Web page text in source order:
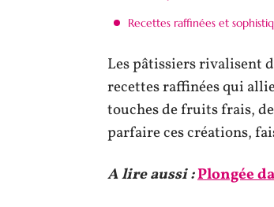
Recettes raffinées et
Les pâtissiers rivalisent
recettes raffinées qui
touches de fruits frais,
parfaire ces créations,
A lire aussi :Plongée